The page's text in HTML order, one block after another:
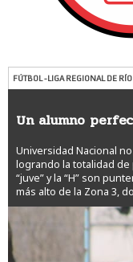
FÚTBOL -LIGA REGIONAL DE
Un alumno
Universidad Nacional
logrando la totalidad de
“juve” y la “H” son
más alto de la Zona 3,